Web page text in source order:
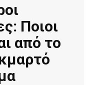
Ποιοι
από το